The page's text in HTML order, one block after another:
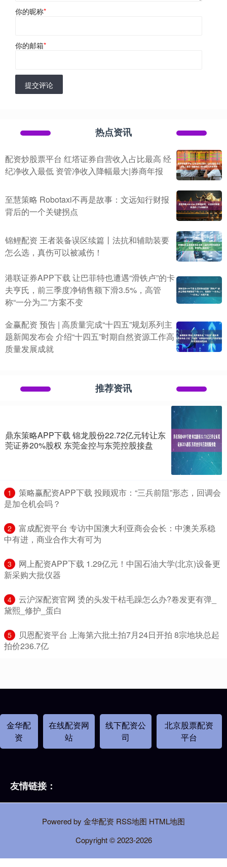
你的昵称*
你的邮箱*
提交评论
热点资讯
配资炒股票平台 红塔证券自营收入占比最高 经
纪净收入最低 资管净收入降幅最大|券商年报
至慧策略 Robotaxi不再是故事：文远知行财报
背后的一个关键拐点
锦鲤配资 王者装备误区续篇丨法抗和辅助装要
怎么选，真伤可以被减伤！
港联证券APP下载 让巴菲特也遭遇“滑铁卢”的卡
夫亨氏，前三季度净销售额下滑3.5%，高管
称“一分为二”方案不变
金赢配资 预告 | 高质量完成“十四五”规划系列主
题新闻发布会 介绍“十四五”时期自然资源工作高
质量发展成就
推荐资讯
鼎东策略APP下载 锦龙股份22.72亿元转让东
莞证券20%股权 东莞金控与东莞控股接盘
1
​策略赢配资APP下载 投顾观市：“三兵前阻”形态，回调会
是加仓机会吗？
2
​富成配资平台 专访中国澳大利亚商会会长：中澳关系稳
中有进，商业合作大有可为
3
​网上配资APP下载 1.29亿元！中国石油大学(北京)设备更
新采购大批仪器
4
​云沪深配资官网 烫的头发干枯毛躁怎么办?卷发更有弹_
黛熙_修护_蛋白
5
​贝恩配资平台 上海第六批土拍7月24日开拍 8宗地块总起
拍价236.7亿
金华配
资
在线配资网
站
线下配资公
司
北京股票配资
平台
友情链接：
Powered by 金华配资 RSS地图 HTML地图
Copyright© 2023-2026